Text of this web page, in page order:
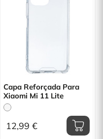
Capa Reforçada Para
Xiaomi Mi 11 Lite
12,99 €